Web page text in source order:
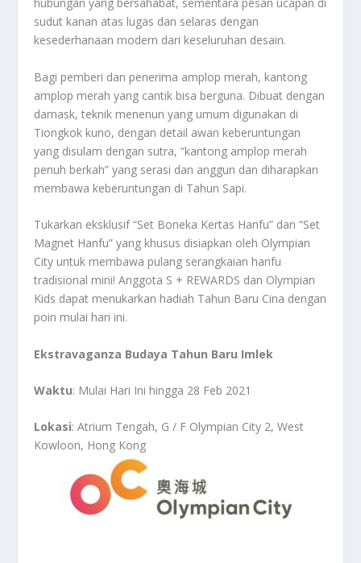
hubungan yang bersahabat, sementara pesan ucapan di
sudut kanan atas lugas dan selaras dengan
kesederhanaan modern dari keseluruhan desain.
Bagi pemberi dan penerima amplop merah, kantong
amplop merah yang cantik bisa berguna. Dibuat dengan
damask, teknik menenun yang umum digunakan di
Tiongkok kuno, dengan detail awan keberuntungan
yang disulam dengan sutra, “kantong amplop merah
penuh berkah” yang serasi dan anggun dan diharapkan
membawa keberuntungan di Tahun Sapi.
Tukarkan eksklusif “Set Boneka Kertas Hanfu” dan “Set
Magnet Hanfu” yang khusus disiapkan oleh Olympian
City untuk membawa pulang serangkaian hanfu
tradisional mini! Anggota S + REWARDS dan Olympian
Kids dapat menukarkan hadiah Tahun Baru Cina dengan
poin mulai hari ini.
Ekstravaganza Budaya Tahun Baru Imlek
Waktu: Mulai Hari Ini hingga 28 Feb 2021
Lokasi: Atrium Tengah, G / F Olympian City 2, West
Kowloon, Hong Kong